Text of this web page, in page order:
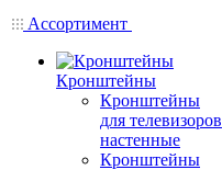
Ассортимент
Кронштейны
Кронштейны
для телевизоров
настенные
Кронштейны